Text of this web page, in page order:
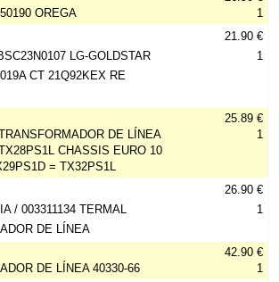
OREGA
1
LG-GOLDSTAR
CT 21Q92KEX RE
21.90 €
1
DE LÍNEA
CHASSIS EURO 10
= TX32PS1L
25.89 €
1
/ 003311134 TERMAL
DE LÍNEA
26.90 €
1
DE LÍNEA 40330-66
42.90 €
1